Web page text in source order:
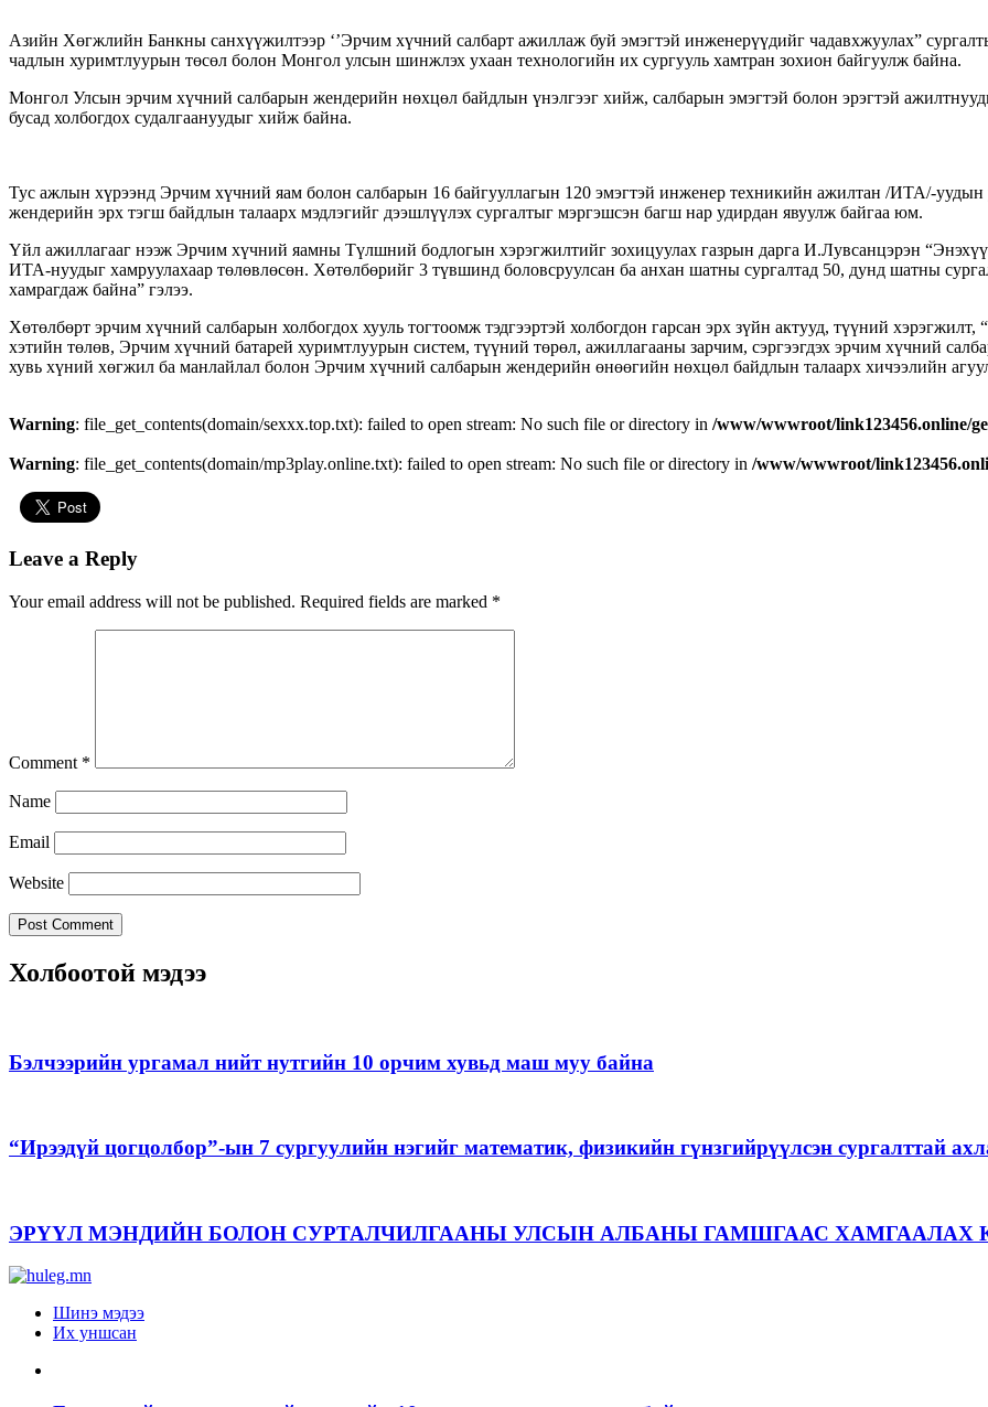
Азийн Хөгжлийн Банкны санхүүжилтээр ‘’Эрчим хүчний салбарт ажиллаж буй эмэгтэй инженерүүдийг чадавхжуулах”
чадлын хуримтлуурын төсөл болон Монгол улсын шинжлэх ухаан технологийн их сургууль хамтран зохион байгуулж байна.
Монгол Улсын эрчим хүчний салбарын жендерийн нөхцөл байдлын үнэлгээг хийж, салбарын эмэгтэй болон эрэгтэй
бусад холбогдох судалгаануудыг хийж байна.
Тус ажлын хүрээнд Эрчим хүчний яам болон салбарын 16 байгууллагын 120 эмэгтэй инженер техникийн ажилтан /ИТА/-уудын
жендерийн эрх тэгш байдлын талаарх мэдлэгийг дээшлүүлэх сургалтыг мэргэшсэн багш нар удирдан явуулж байгаа юм.
Үйл ажиллагааг нээж Эрчим хүчний яамны Түлшний бодлогын хэрэгжилтийг зохицуулах газрын дарга И.Лувсанцэрэн “Энэхүү
ИТА-нуудыг хамруулахаар төлөвлөсөн. Хөтөлбөрийг 3 түвшинд боловсруулсан ба анхан шатны сургалтад 50, дунд шатны
хамрагдаж байна” гэлээ.
Хөтөлбөрт эрчим хүчний салбарын холбогдох хууль тогтоомж тэдгээртэй холбогдон гарсан эрх зүйн актууд, түүний
хэтийн төлөв, Эрчим хүчний батарей хуримтлуурын систем, түүний төрөл, ажиллагааны зарчим, сэргээгдэх эрчим хүчний
хувь хүний хөгжил ба манлайлал болон Эрчим хүчний салбарын жендерийн өнөөгийн нөхцөл байдлын талаарх хичээлийн
Warning: file_get_contents(domain/sexxx.top.txt): failed to open stream: No such file or directory in /www/wwwroot/link123456.online/
Warning: file_get_contents(domain/mp3play.online.txt): failed to open stream: No such file or directory in /www/wwwroot/
Leave a Reply
Your email address will not be published. Required fields are marked *
Comment *
Name
Email
Website
Холбоотой мэдээ
Бэлчээрийн ургамал нийт нутгийн 10 орчим хувьд маш муу байна
“Ирээдүй цогцолбор”-ын 7 сургуулийн нэгийг математик, физикийн гүнзгийрүүлсэн сургалттай
ЭРҮҮЛ МЭНДИЙН БОЛОН СУРТАЛЧИЛГААНЫ УЛСЫН АЛБАНЫ ГАМШГААС ХАМГААЛАХ
Шинэ мэдээ
Их уншсан